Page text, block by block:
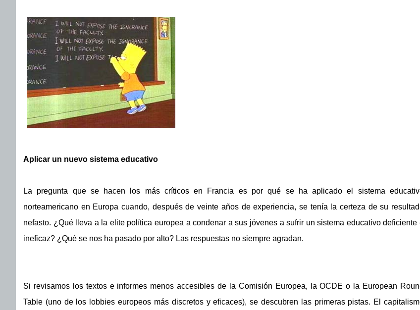
Aplicar un nuevo sistema educativo
La pregunta que se hacen los más críticos en Francia es por qué se ha aplicado el sistema
norteamericano en Europa cuando, después de veinte años de experiencia, se tenía la certeza de su
nefasto. ¿Qué lleva a la elite política europea a condenar a sus jóvenes a sufrir un sistema educativo deficiente
ineficaz? ¿Qué se nos ha pasado por alto? Las respuestas no siempre agradan.
Si revisamos los textos e informes menos accesibles de la Comisión Europea, la OCDE o la European
Table (uno de los lobbies europeos más discretos y eficaces), se descubren las primeras pistas. El